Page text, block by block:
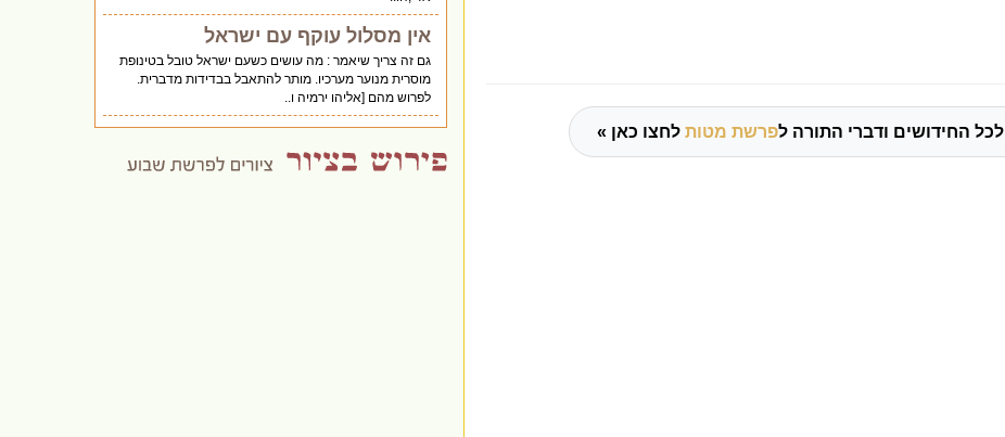
לכל החידושים ודברי התורה לפרשת מטות לחצו כאן »
אין מסלול עוקף עם ישראל
גם זה צריך שיאמר : מה עושים כשעם ישראל טובל בטינופת
מוסרית מנוער מערכיו. מותר להתאבל בבדידות מדברית.
לפרוש מהם [אליהו ירמיה ו..